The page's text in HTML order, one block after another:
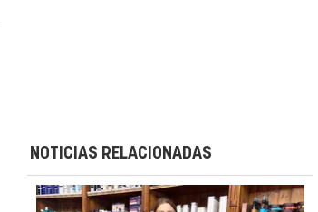
NOTICIAS RELACIONADAS